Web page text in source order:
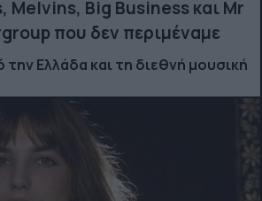
Big Business και Mr
που δεν περιμέναμε
Ελλάδα και τη διεθνή μουσική